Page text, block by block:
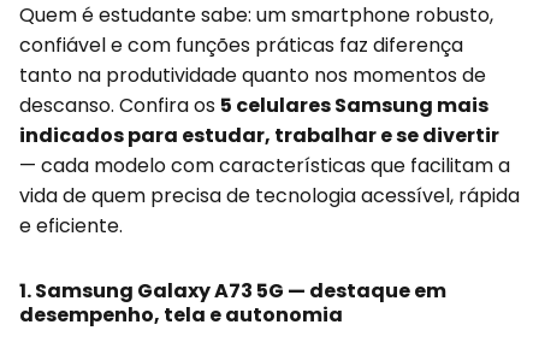
Quem é estudante sabe: um smartphone robusto,
confiável e com funções práticas faz diferença
tanto na produtividade quanto nos momentos de
descanso. Confira os 5 celulares Samsung mais
indicados para estudar, trabalhar e se divertir
— cada modelo com características que facilitam a
vida de quem precisa de tecnologia acessível, rápida
e eficiente.
1. Samsung Galaxy A73 5G — destaque em
desempenho, tela e autonomia